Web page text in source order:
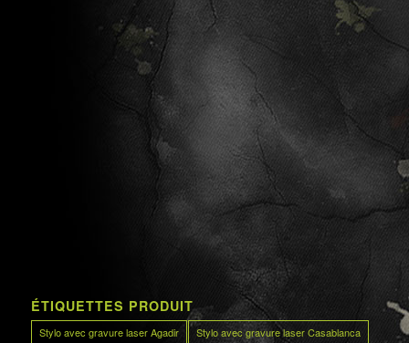
ÉTIQUETTES PRODUIT
Stylo avec gravure laser Agadir
Stylo avec gravure laser Casablanca